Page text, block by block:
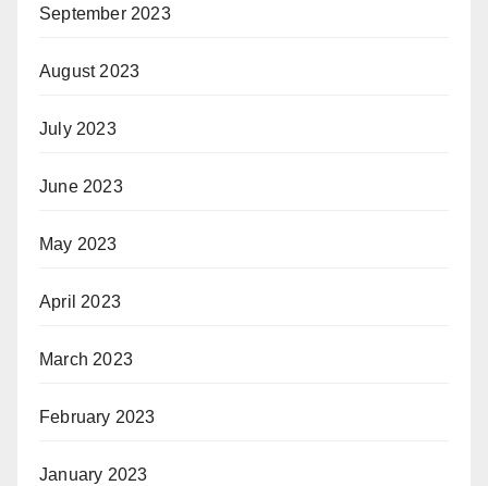
September 2023
August 2023
July 2023
June 2023
May 2023
April 2023
March 2023
February 2023
January 2023